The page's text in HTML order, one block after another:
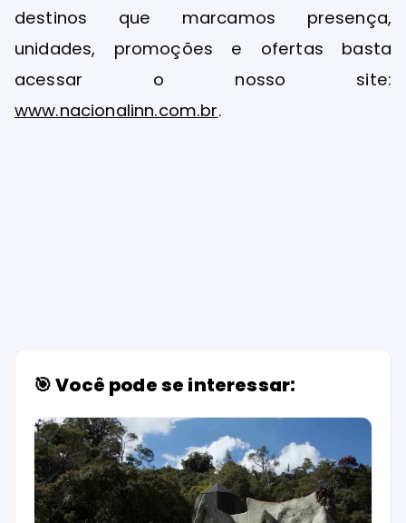
destinos que marcamos presença,
unidades, promoções e ofertas basta
acessar o nosso site:
www.nacionalinn.com.br.
🎯 Você pode se interessar: